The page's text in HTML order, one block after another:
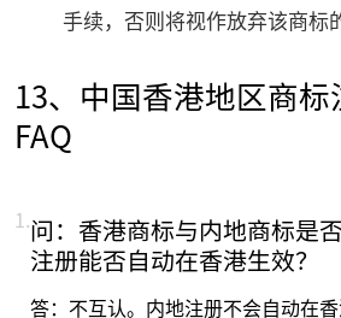
手续，否则将视作放弃该商标
13、中国香港地区商
FAQ
1.问：香港商标与内地商标是
注册能否自动在香港生效？
答：不互认。内地注册不会自动在